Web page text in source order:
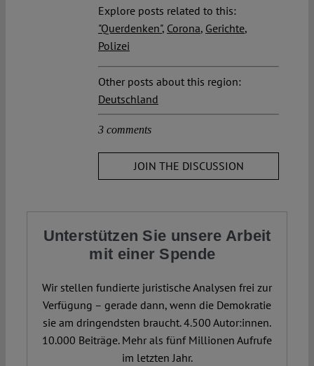
Explore posts related to this:
"Querdenken", Corona, Gerichte,
Polizei
Other posts about this region:
Deutschland
3 comments
JOIN THE DISCUSSION
Unterstützen Sie unsere Arbeit
mit einer Spende
Wir stellen fundierte juristische Analysen frei zur
Verfügung – gerade dann, wenn die Demokratie
sie am dringendsten braucht. 4.500 Autor:innen.
10.000 Beiträge. Mehr als fünf Millionen Aufrufe
im letzten Jahr.